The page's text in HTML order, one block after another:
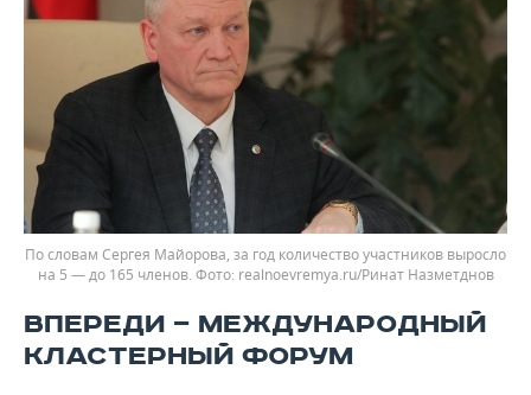
По словам Сергея Майорова, за год количество участников выросло
на 5 — до 165 членов.
realnoevremya.ru/Ринат Назметднов
ВПЕРЕДИ — МЕЖДУНАРОДНЫЙ
КЛАСТЕРНЫЙ ФОРУМ